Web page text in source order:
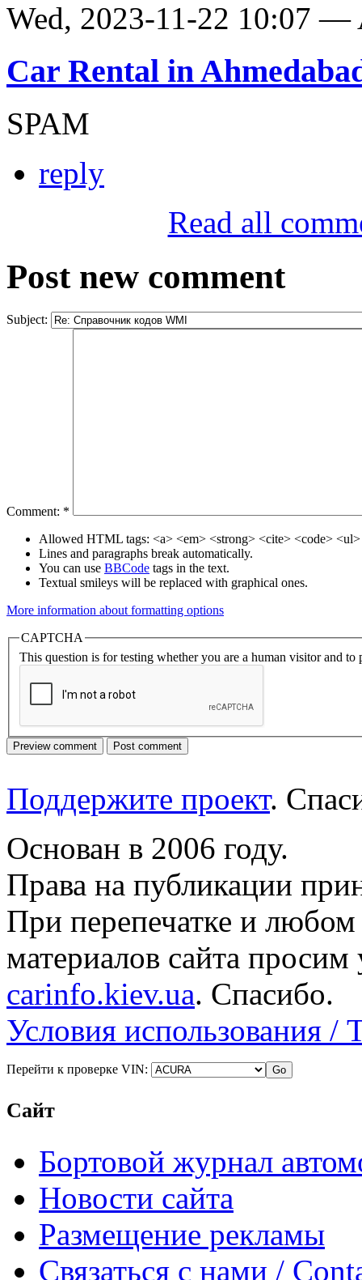
Wed, 2023-11-22 10:07 —
Car Rental in
SPAM
reply
Read all
Post new comment
Subject:
Comment: *
Allowed HTML tags: <a> <em> <strong> <cite> <code>
Lines and paragraphs break automatically.
You can use BBCode tags in the text.
Textual smileys will be replaced with graphical ones.
More information about formatting options
CAPTCHA
This question is for testing whether you are a human visitor and to
Поддержите проект.
Основан в 2006 году.
Права на публикации
При перепечатке и
материалов сайта просим
carinfo.kiev.ua. Спасибо.
Условия использования /
Перейти к проверке VIN:
Сайт
Бортовой журнал
Новости сайта
Размещение рекламы
Связаться с нами /